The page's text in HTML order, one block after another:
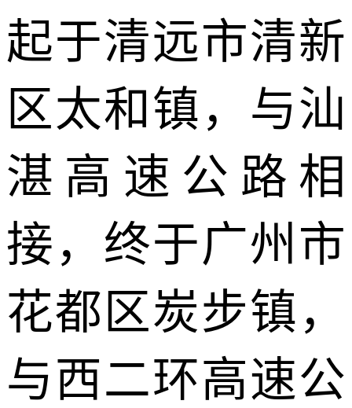
起于清远市清新
区太和镇，与汕
湛高速公路相
接，终于广州市
花都区炭步镇，
与西二环高速公